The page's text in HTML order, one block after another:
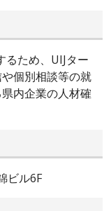
るため、UIJター
個別相談等の就
内企業の人材確
ビル6F